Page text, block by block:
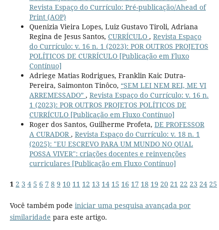
Revista Espaço do Currículo: Pré-publicação/Ahead of
Print (AOP)
Quenizia Vieira Lopes, Luiz Gustavo Tiroli, Adriana
Regina de Jesus Santos, CURRÍCULO , Revista Espaço
do Currículo: v. 16 n. 1 (2023): POR OUTROS PROJETOS
POLÍTICOS DE CURRÍCULO [Publicação em Fluxo
Contínuo]
Adriege Matias Rodrigues, Franklin Kaic Dutra-
Pereira, Saimonton Tinôco, “SEM LEI NEM REI, ME VI
ARREMESSADO” , Revista Espaço do Currículo: v. 16 n.
1 (2023): POR OUTROS PROJETOS POLÍTICOS DE
CURRÍCULO [Publicação em Fluxo Contínuo]
Roger dos Santos, Guilherme Profeta, DE PROFESSOR
A CURADOR , Revista Espaço do Currículo: v. 18 n. 1
(2025): "EU ESCREVO PARA UM MUNDO NO QUAL
POSSA VIVER": criações docentes e reinvenções
curriculares [Publicação em Fluxo Contínuo]
1 2 3 4 5 6 7 8 9 10 11 12 13 14 15 16 17 18 19 20 21 22 23 24 25
Você também pode iniciar uma pesquisa avançada por
similaridade para este artigo.